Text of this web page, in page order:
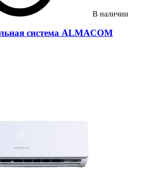
В наличии
система ALMACOM